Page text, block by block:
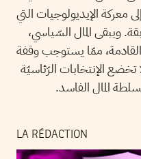
الإيديولوجيات التي
ويبقى المال السّياسي،
القادمة، ممّا يستوجب وقفة
الإنتخابات الرّئاسيّة
المال الفاسد.
LA RÉDACTION